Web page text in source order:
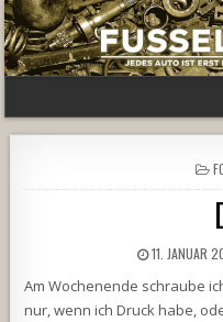
IN
11. JANUAR
Am Wochenende schraube
nur, wenn ich Druck habe,